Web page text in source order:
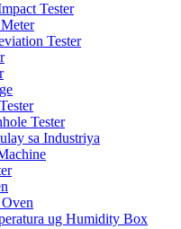
Tester
Tester
Tester
sa Industriya
ug Humidity Box